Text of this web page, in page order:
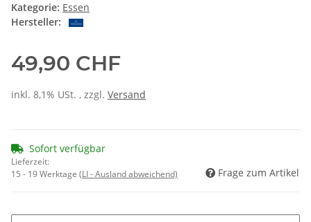
Kategorie: Essen
Hersteller:
49,90 CHF
inkl. 8,1% USt. , zzgl. Versand
Sofort verfügbar
Lieferzeit:
15 - 19 Werktage (LI - Ausland abweichend) Frage zum Artikel